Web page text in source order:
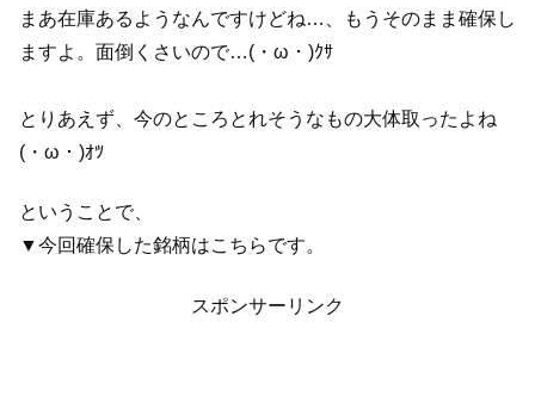
まあ在庫あるようなんですけどね…、もうそのまま確保し
ますよ。面倒くさいので…(・ω・)ｸｻ
とりあえず、今のところとれそうなもの大体取ったよね
(・ω・)ｵﾂ
ということで、
▼今回確保した銘柄はこちらです。
スポンサーリンク